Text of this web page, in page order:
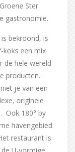
Ster
gastronomie.
bekroond, is
koks een mix
de hele wereld
producten.
je van een
originele
Ook 180° by
havengebied
restaurant is